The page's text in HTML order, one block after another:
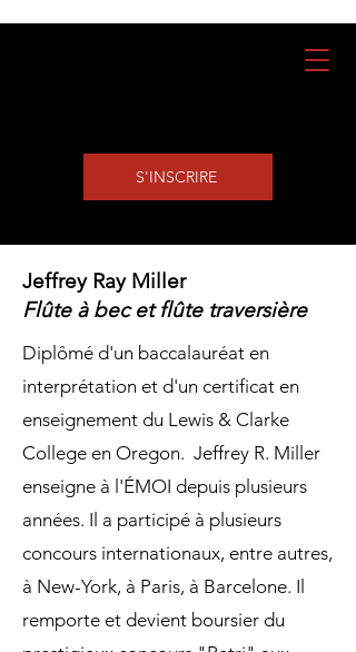
S'INSCRIRE
Jeffrey Ray Miller
Flûte à bec et flûte traversière
Diplômé d'un baccalauréat en
interprétation et d'un certificat en
enseignement du Lewis & Clarke
College en Oregon. Jeffrey R. Miller
enseigne à l'ÉMOI depuis plusieurs
années. Il a participé à plusieurs
concours internationaux, entre autres,
à New-York, à Paris, à Barcelone. Il
remporte et devient boursier du